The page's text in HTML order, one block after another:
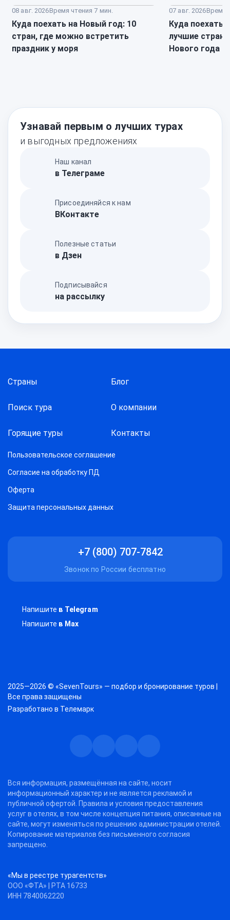
08 авг. 2026Время чтения 7 мин.
Куда поехать на Новый год: 10
стран, где можно встретить
праздник у моря
07 авг. 2026Время
Куда поехать
лучшие
Нового года
Узнавай первым о лучших турах
и выгодных предложениях
Наш канал
в Телеграме
Присоединяйся к нам
ВКонтакте
Полезные статьи
в Дзен
Подписывайся
на рассылку
Страны
Поиск тура
Горящие туры
Блог
О компании
Контакты
Пользовательское соглашение
Согласие на обработку ПД
Оферта
Защитa персональных данных
+7 (800) 707-7842
Звонок по России бесплатно
Напишите в Telegram
Напишите в Max
2025—2026 © «SevenTours» — подбор и бронирование туров |
Все права защищены
Разработано в Телемарк
ТелеграмMax Дзен ВКонтакте
Вся информация, размещённая на сайте, носит
информационный характер и не является рекламой и
публичной офертой. Правила и условия предоставления
услуг в отелях, в том числе концепция питания, описанные на
сайте, могут изменяться по решению администрации отелей.
Копирование материалов без письменного согласия
запрещено.
«Мы в реестре турагентств»
ООО «ФТА» | РТА 16733
ИНН 7840062220